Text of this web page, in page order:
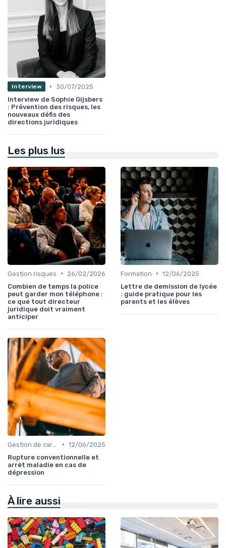
Interview • 30/07/2025
Interview de Sophie Gijsbers
: Prévention des risques, les
nouveaux défis des
directions juridiques
Les plus lus
Gestion risques •
26/02/2026
Combien de temps la police
peut garder mon téléphone :
ce que tout directeur
juridique doit vraiment
anticiper
Formation • 12/06/2025
Lettre de demission de lycée
: guide pratique pour les
parents et les élèves
• 12/06/2025
Rupture conventionnelle et
arrêt maladie en cas de
dépression
À lire aussi